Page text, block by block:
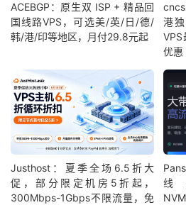
ACEBGP：原生双 ISP + 精品回
国线路VPS，可选美/英/日/德/
韩/港/印等地区，月付29.8元起
港
优惠
Justhost：夏季全场6.5折大
促，部分限定机房5折起，
300Mbps-1Gbps不限流量，免
线